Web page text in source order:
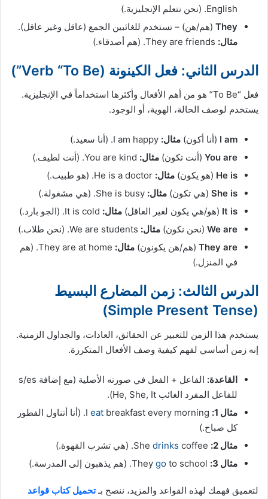
English. (نحن نتعلم الإنجليزية.)
They (هم/هن) – تستخدم للغائبين الجمع (عاقل وغير عاقل).
مثال:
الدرس الثاني: فعل الكينونة (Verb “To Be”)
فعل “To Be” هو من أهم الأفعال وأكثرها استخداماً في الإنجليزية.
يستخدم لوصف الحالة، الهوية، أو الوجود.
I am (أنا أكون) مثال:
You are (أنت تكون) مثال:
He is (هو يكون) مثال:
She is (هي تكون) مثال:
It is (هو/هي يكون لغير العاقل) مثال:
We are (نحن نكون) مثال:
They are (هم/هن يكونون) مثال:
They are at home. (هم
في المنزل.)
الدرس الثالث: زمن المضارع البسيط
(Simple Present Tense)
يستخدم هذا الزمن للتعبير عن الحقائق، العادات، والجداول الزمنية.
إنه زمن أساسي لفهم كيفية وصف الأفعال المتكررة.
القاعدة:
الفاعل + الفعل في صورته الأصلية (مع إضافة s/es
للفاعل المفرد الغائب He, She, It).
مثال 1:
eat breakfast every morning. (أنا أتناول الفطور
كل صباح.)
مثال 2:
drinks coffee. (هي تشرب القهوة.)
مثال 3:
go to school. (هم يذهبون إلى المدرسة.)
لتعميق فهمك لهذه القواعد والمزيد، ننصح بـتحميل كتاب قواعد